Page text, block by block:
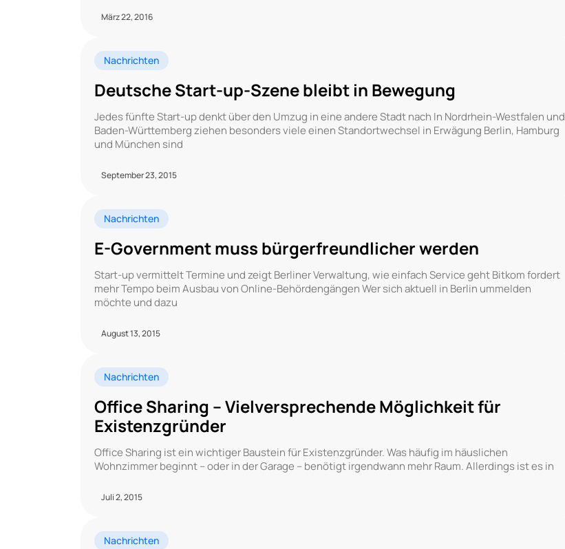
März 22, 2016
Nachrichten
Deutsche Start-up-Szene bleibt in Bewegung
Jedes fünfte Start-up denkt über den Umzug in eine andere Stadt nach In Nordrhein-Westfalen und
Baden-Württemberg ziehen besonders viele einen Standortwechsel in Erwägung Berlin, Hamburg
und München sind
September 23, 2015
Nachrichten
E-Government muss bürgerfreundlicher werden
Start-up vermittelt Termine und zeigt Berliner Verwaltung, wie einfach Service geht Bitkom fordert
mehr Tempo beim Ausbau von Online-Behördengängen Wer sich aktuell in Berlin ummelden
möchte und dazu
August 13, 2015
Nachrichten
Office Sharing – Vielversprechende Möglichkeit für
Existenzgründer
Office Sharing ist ein wichtiger Baustein für Existenzgründer. Was häufig im häuslichen
Wohnzimmer beginnt – oder in der Garage – benötigt irgendwann mehr Raum. Allerdings ist es in
Juli 2, 2015
Nachrichten